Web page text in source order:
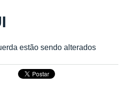
estão sendo alterados